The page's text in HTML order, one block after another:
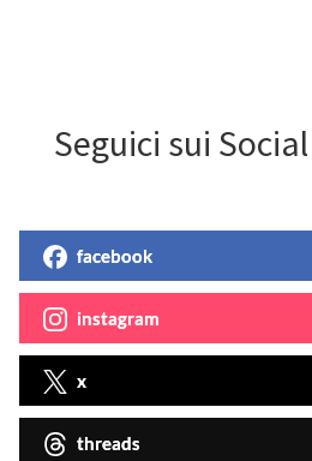
Seguici sui Social
facebook
instagram
x
threads